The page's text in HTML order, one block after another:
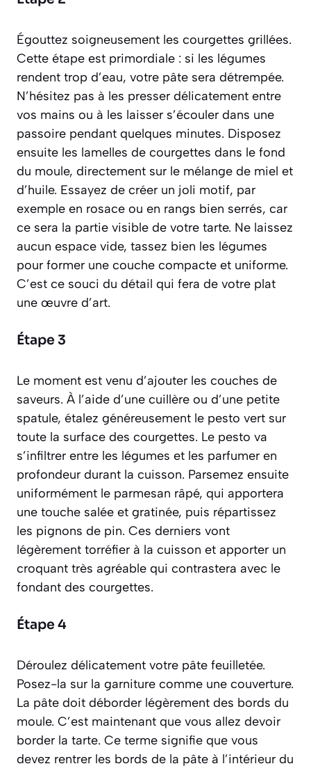
Égouttez soigneusement les courgettes grillées.
Cette étape est primordiale : si les légumes
rendent trop d’eau, votre pâte sera détrempée.
N’hésitez pas à les presser délicatement entre
vos mains ou à les laisser s’écouler dans une
passoire pendant quelques minutes. Disposez
ensuite les lamelles de courgettes dans le fond
du moule, directement sur le mélange de miel et
d’huile. Essayez de créer un joli motif, par
exemple en rosace ou en rangs bien serrés, car
ce sera la partie visible de votre tarte. Ne laissez
aucun espace vide, tassez bien les légumes
pour former une couche compacte et uniforme.
C’est ce souci du détail qui fera de votre plat
une œuvre d’art.
Étape 3
Le moment est venu d’ajouter les couches de
saveurs. À l’aide d’une cuillère ou d’une petite
spatule, étalez généreusement le pesto vert sur
toute la surface des courgettes. Le pesto va
s’infiltrer entre les légumes et les parfumer en
profondeur durant la cuisson. Parsemez ensuite
uniformément le parmesan râpé, qui apportera
une touche salée et gratinée, puis répartissez
les pignons de pin. Ces derniers vont
légèrement torréfier à la cuisson et apporter un
croquant très agréable qui contrastera avec le
fondant des courgettes.
Étape 4
Déroulez délicatement votre pâte feuilletée.
Posez-la sur la garniture comme une couverture.
La pâte doit déborder légèrement des bords du
moule. C’est maintenant que vous allez devoir
border la tarte. Ce terme signifie que vous
devez rentrer les bords de la pâte à l’intérieur du